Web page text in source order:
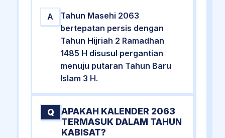
A
Tahun Masehi 2063
bertepatan persis dengan
Tahun Hijriah 2 Ramadhan
1485 H disusul pergantian
menuju putaran Tahun Baru
Islam 3 H.
Q
APAKAH KALENDER 2063
TERMASUK DALAM TAHUN
KABISAT?